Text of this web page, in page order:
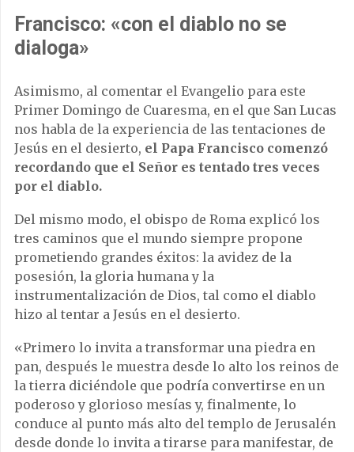
Francisco: «con el diablo no se
dialoga»
Asimismo, al comentar el Evangelio para este
Primer Domingo de Cuaresma, en el que San Lucas
nos habla de la experiencia de las tentaciones de
Jesús en el desierto, el Papa Francisco comenzó
recordando que el Señor es tentado tres veces
por el diablo.
Del mismo modo, el obispo de Roma explicó los
tres caminos que el mundo siempre propone
prometiendo grandes éxitos: la avidez de la
posesión, la gloria humana y la
instrumentalización de Dios, tal como el diablo
hizo al tentar a Jesús en el desierto.
«Primero lo invita a transformar una piedra en
pan, después le muestra desde lo alto los reinos de
la tierra diciéndole que podría convertirse en un
poderoso y glorioso mesías y, finalmente, lo
conduce al punto más alto del templo de Jerusalén
desde donde lo invita a tirarse para manifestar, de